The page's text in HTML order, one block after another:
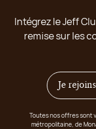
Intégrez le Jeff
remise sur les
Je
Toutes nos offres sont
métropolitaine, de